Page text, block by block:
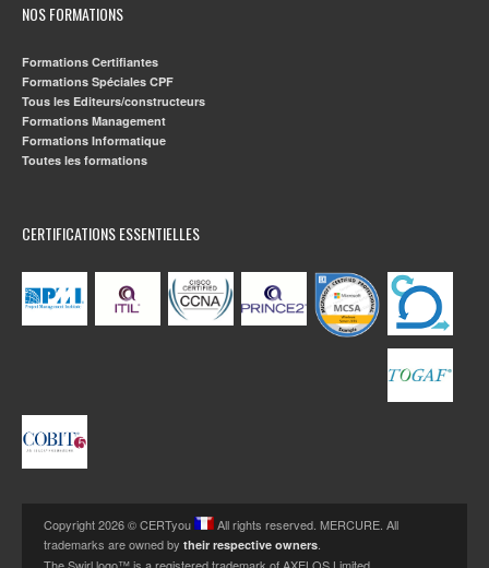
NOS FORMATIONS
Formations Certifiantes
Formations Spéciales CPF
Tous les Editeurs/constructeurs
Formations Management
Formations Informatique
Toutes les formations
CERTIFICATIONS ESSENTIELLES
Copyright 2026 © CERTyou
All rights reserved. MERCURE. All
trademarks are owned by their respective owners.